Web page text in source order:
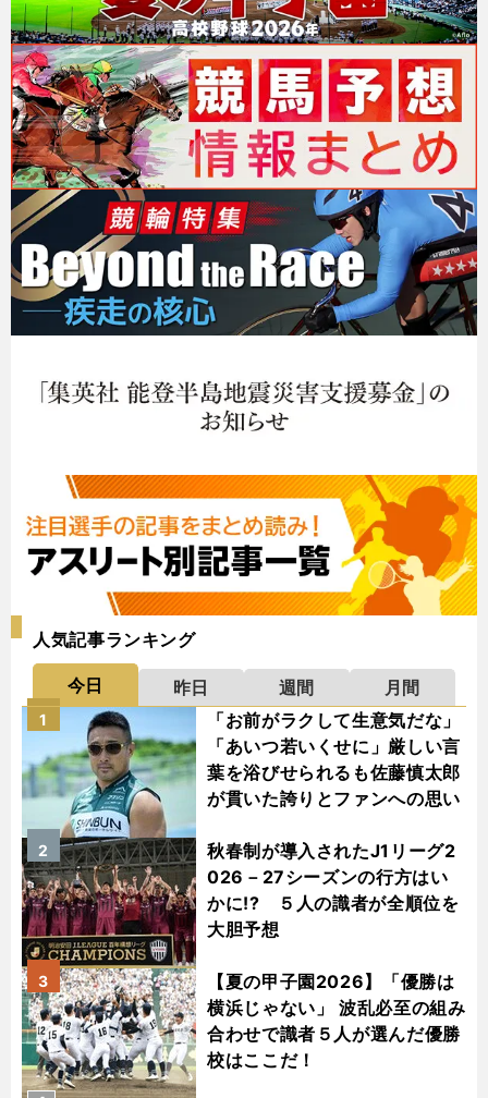
人気記事ランキング
今日 昨日 週間
月間
「お前がラクして生意気だな」
「あいつ若いくせに」厳しい言
葉を浴びせられるも佐藤慎太郎
が貫いた誇りとファンへの思い
1
秋春制が導入されたJ1リーグ2
026－27シーズンの行方はい
かに!? ５人の識者が全順位を
大胆予想
2
【夏の甲子園2026】「優勝は
横浜じゃない」 波乱必至の組み
合わせで識者５人が選んだ優勝
校はここだ！
3